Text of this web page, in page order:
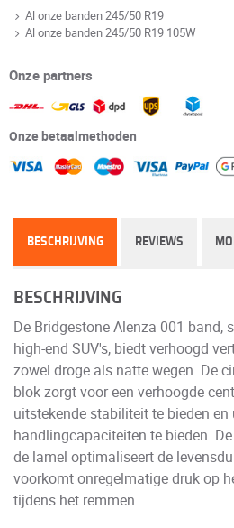
Al onze banden 245/50 R19
Al onze banden 245/50 R19 105W
Onze partners
Onze betaalmethoden
BESCHRIJVING REVIEWS
BESCHRIJVING
De Bridgestone Alenza 001 band,
high-end SUV's, biedt verhoogd
zowel droge als natte wegen. De
blok zorgt voor een verhoogde
uitstekende stabiliteit te bieden en
handlingcapaciteiten te bieden.
de lamel optimaliseert de
voorkomt onregelmatige druk op
tijdens het remmen.